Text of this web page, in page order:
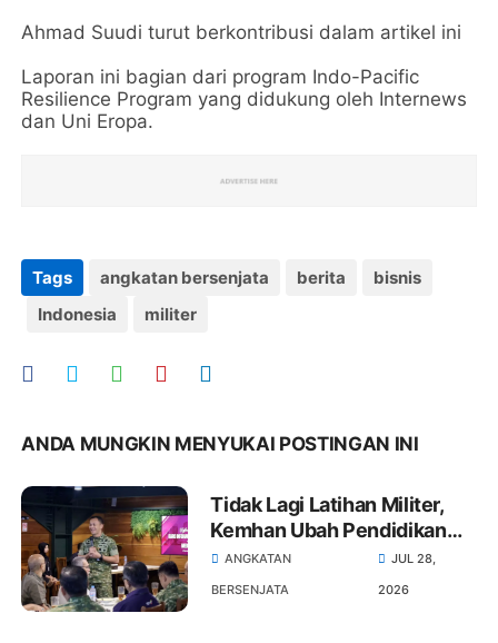
Ahmad Suudi turut berkontribusi dalam artikel ini
Laporan ini bagian dari program Indo-Pacific
Resilience Program yang didukung oleh Internews
dan Uni Eropa.
Tags angkatan bersenjata berita
bisnis
Indonesia
militer
ANDA MUNGKIN MENYUKAI POSTINGAN INI
Tidak Lagi Latihan Militer,
Kemhan Ubah Pendidikan
Calon Manajer Kopdes
Merah Putih Jadi Bela
ANGKATAN
BERSENJATA
JUL 28,
2026